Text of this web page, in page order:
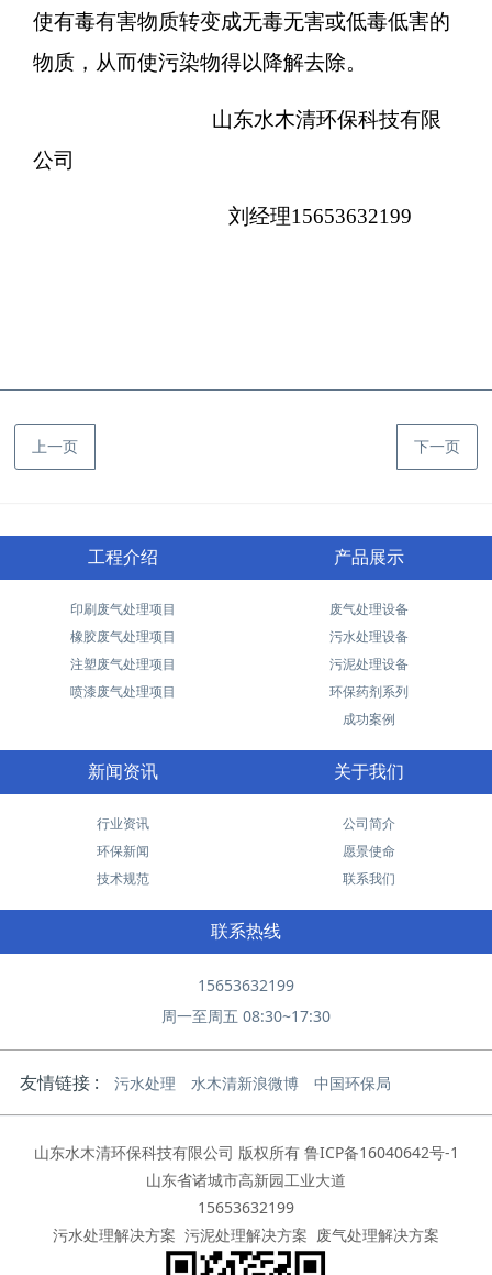
使有毒有害物质转变成无毒无害或低毒低害的
物质，从而使污染物得以降解去除。
山东水木清环保科技有限
公司
刘经理15653632199
上一页 下一页
工程介绍
印刷废气处理项目
橡胶废气处理项目
注塑废气处理项目
喷漆废气处理项目
产品展示
废气处理设备
污水处理设备
污泥处理设备
环保药剂系列
成功案例
新闻资讯
行业资讯
环保新闻
技术规范
关于我们
公司简介
愿景使命
联系我们
联系热线
15653632199
周一至周五 08:30~17:30
友情链接 : 污水处理 水木清新浪微博 中国环保局
山东水木清环保科技有限公司 版权所有 鲁ICP备16040642号-1
山东省诸城市高新园工业大道
15653632199
污水处理解决方案 污泥处理解决方案 废气处理解决方案